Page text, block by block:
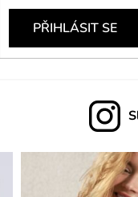
PŘIHLÁSIT SE